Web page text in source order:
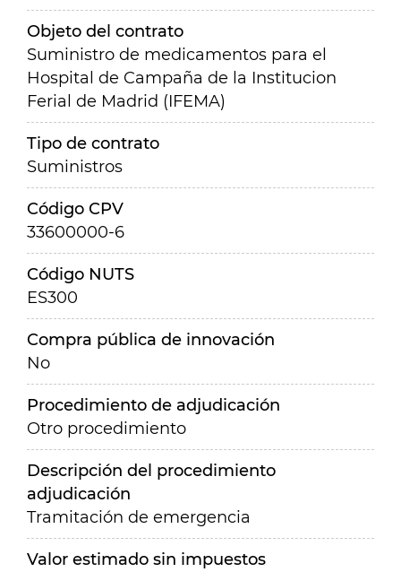
Objeto del contrato
Suministro de medicamentos para el
Hospital de Campaña de la Institucion
Ferial de Madrid (IFEMA)
Tipo de contrato
Suministros
Código CPV
33600000-6
Código NUTS
ES300
Compra pública de innovación
No
Procedimiento de adjudicación
Otro procedimiento
Descripción del procedimiento
adjudicación
Tramitación de emergencia
Valor estimado sin impuestos